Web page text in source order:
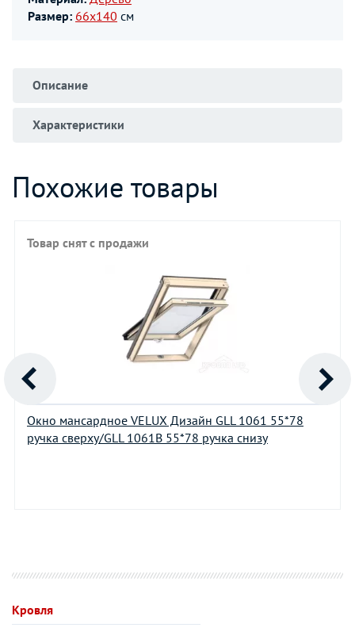
Размер: 66х140 см
Описание
Характеристики
Похожие товары
Окно мансардное VELUX Дизайн GLL 1061 55*78
ручка сверху/GLL 1061В 55*78 ручка снизу
Товар снят с продажи
Кровля